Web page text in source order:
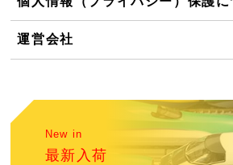
運営会社
New in
最新入荷